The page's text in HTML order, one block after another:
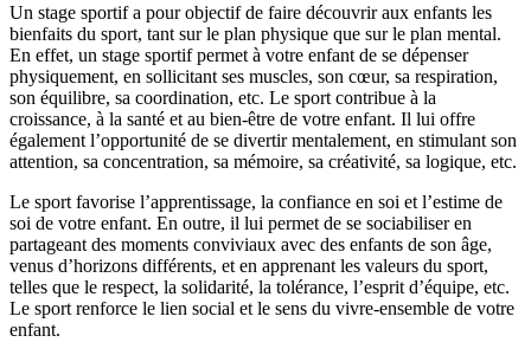
Un stage sportif a pour objectif de faire découvrir aux enfants les
bienfaits du sport, tant sur le plan physique que sur le plan mental.
En effet, un stage sportif permet à votre enfant de se dépenser
physiquement, en sollicitant ses muscles, son cœur, sa respiration,
son équilibre, sa coordination, etc. Le sport contribue à la
croissance, à la santé et au bien-être de votre enfant. Il lui offre
également l’opportunité de se divertir mentalement, en stimulant son
attention, sa concentration, sa mémoire, sa créativité, sa logique, etc.
Le sport favorise l’apprentissage, la confiance en soi et l’estime de
soi de votre enfant. En outre, il lui permet de se sociabiliser en
partageant des moments conviviaux avec des enfants de son âge,
venus d’horizons différents, et en apprenant les valeurs du sport,
telles que le respect, la solidarité, la tolérance, l’esprit d’équipe, etc.
Le sport renforce le lien social et le sens du vivre-ensemble de votre
enfant.